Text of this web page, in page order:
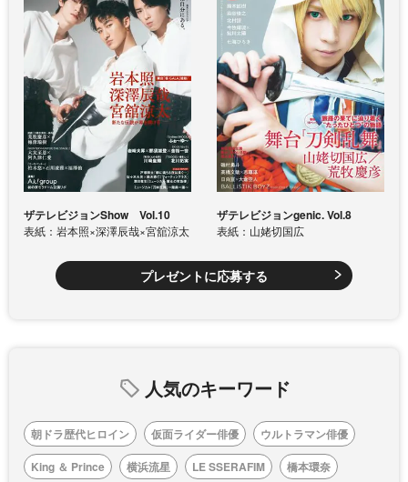
ザテレビジョンShow Vol.10
表紙：岩本照×深澤辰哉×宮舘涼太
ザテレビジョンgenic. Vol.8
表紙：山姥切国広
プレゼントに応募する
人気のキーワード
朝ドラ歴代ヒロイン 仮面ライダー俳優
ウルトラマン俳優
King ＆ Prince
横浜流星 LE SSERAFIM
橋本環奈